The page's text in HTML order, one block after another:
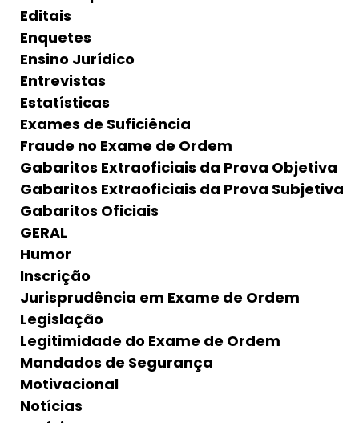
Editais
Enquetes
Ensino Jurídico
Entrevistas
Estatísticas
Exames de Suficiência
Fraude no Exame de Ordem
Gabaritos Extraoficiais da Prova Objetiva
Gabaritos Extraoficiais da Prova Subjetiva
Gabaritos Oficiais
GERAL
Humor
Inscrição
Jurisprudência em Exame de Ordem
Legislação
Legitimidade do Exame de Ordem
Mandados de Segurança
Motivacional
Notícias